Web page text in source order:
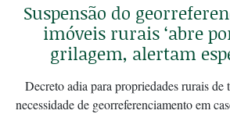
Suspensão do
imóveis rurais ‘abre
grilagem, alertam
Decreto adia para propriedades rurais de
necessidade de georreferenciamento em